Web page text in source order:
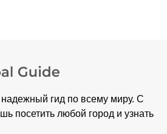
гид по всему миру. С
посетить любой город и узнать